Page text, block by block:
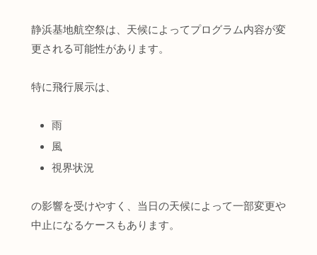
静浜基地航空祭は、天候によってプログラム内容が変
更される可能性があります。
特に飛行展示は、
雨
風
視界状況
の影響を受けやすく、当日の天候によって一部変更や
中止になるケースもあります。